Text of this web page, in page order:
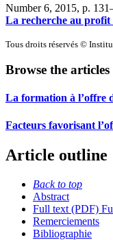
Number 6, 2015, p.
La recherche au profit
Tous droits réservés ©
Browse the
La formation à l’offre
Facteurs favorisant
Article outline
Back to top
Abstract
Full text (PDF)
Remerciements
Bibliographie